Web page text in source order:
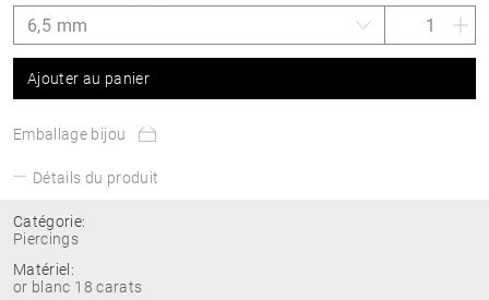
Ajouter au panier
Emballage bijou
Détails du produit
Catégorie:
Piercings
Matériel:
or blanc 18 carats